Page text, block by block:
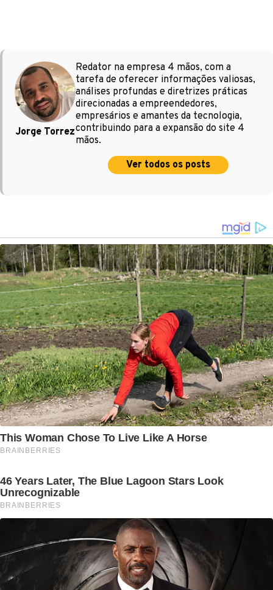
Jorge Torrez
Redator na empresa 4 mãos, com a
tarefa de oferecer informações valiosas,
análises profundas e diretrizes práticas
direcionadas a empreendedores,
empresários e amantes da tecnologia,
contribuindo para a expansão do site 4
mãos.
Ver todos os posts